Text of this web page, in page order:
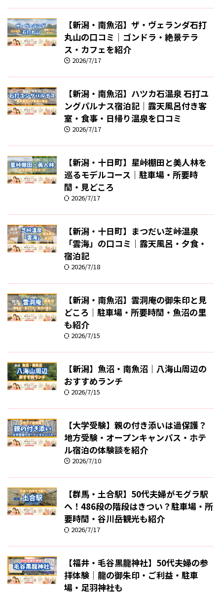
【新潟・南魚沼】ザ・ヴェランダ石打
丸山の口コミ｜ゴンドラ・絶景テラ
ス・カフェを紹介
2026/7/17
【新潟・南魚沼】ハツカ石温泉 石打ユ
ングパルナス宿泊記｜露天風呂付き客
室・食事・日帰り温泉を口コミ
2026/7/17
【新潟・十日町】星峠棚田と美人林を
巡るモデルコース｜駐車場・所要時
間・見どころ
2026/7/17
【新潟・十日町】まつだい芝峠温泉
「雲海」の口コミ｜露天風呂・夕食・
宿泊記
2026/7/18
【新潟・南魚沼】雲洞庵の御朱印と見
どころ｜駐車場・所要時間・魚沼の里
も紹介
2026/7/15
【新潟】魚沼・南魚沼｜八海山周辺の
おすすめランチ
2026/7/15
【大学受験】親の付き添いは過保護？
地方受験・オープンキャンパス・ホテ
ル宿泊の体験談を紹介
2026/7/10
【群馬・土合駅】50代夫婦がモグラ駅
へ！486段の階段はきつい？駐車場・所
要時間・谷川岳観光も紹介
2026/7/17
【福井・毛谷黒龍神社】50代夫婦の参
拝体験｜龍の御朱印・ご利益・駐車
場・足羽神社も